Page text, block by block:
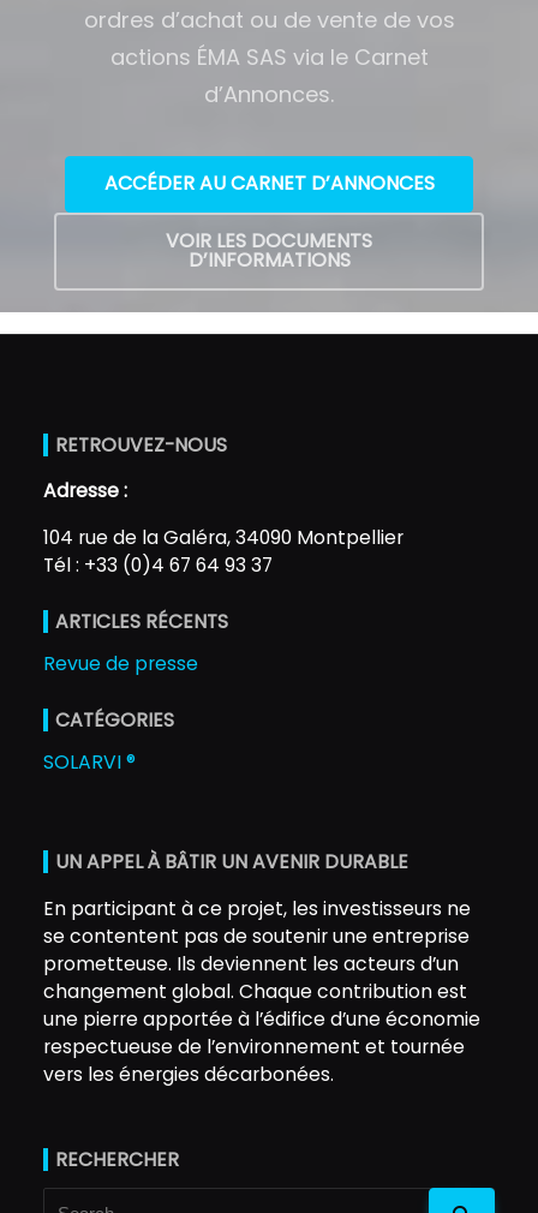
ordres d’achat ou de vente de vos
actions ÉMA SAS via le Carnet
d’Annonces.
ACCÉDER AU CARNET D’ANNONCES
VOIR LES DOCUMENTS
D’INFORMATIONS
RETROUVEZ-NOUS
Adresse :
104 rue de la Galéra, 34090 Montpellier
Tél : +33 (0)4 67 64 93 37
ARTICLES RÉCENTS
Revue de presse
CATÉGORIES
SOLARVI ®
UN APPEL À BÂTIR UN AVENIR DURABLE
En participant à ce projet, les investisseurs ne
se contentent pas de soutenir une entreprise
prometteuse. Ils deviennent les acteurs d’un
changement global. Chaque contribution est
une pierre apportée à l’édifice d’une économie
respectueuse de l’environnement et tournée
vers les énergies décarbonées.
RECHERCHER
Search